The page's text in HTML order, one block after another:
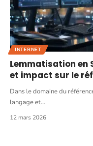
INTERNET
Lemmatisation en
et impact sur le
Dans le domaine du
langage et…
12 mars 2026